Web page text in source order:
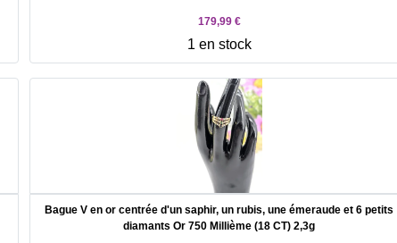
179,99 €
1 en stock
Bague V en or centrée d'un saphir, un rubis, une émeraude et 6 petits
diamants Or 750 Millième (18 CT) 2,3g